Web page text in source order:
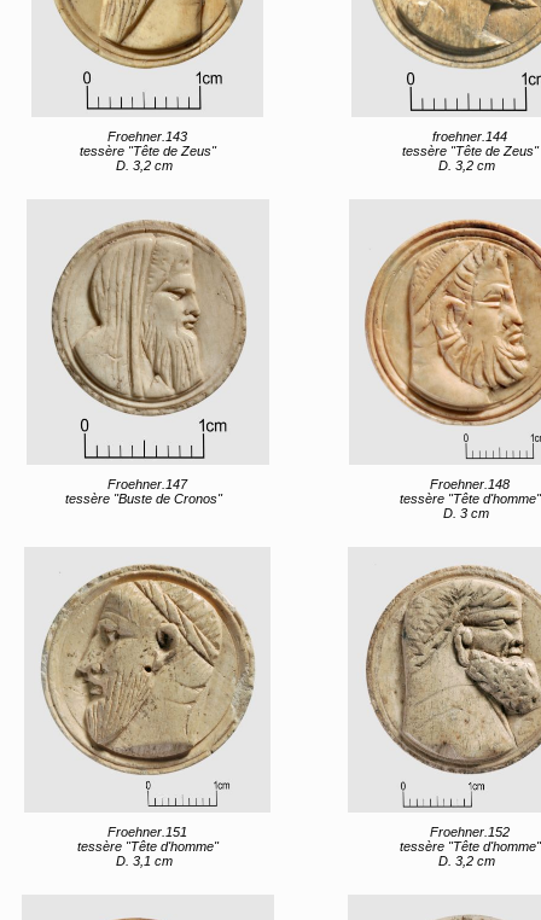
Froehner.143
tessère "Tête de Zeus"
D. 3,2 cm
froehner.144
tessère "Tête de Zeus"
D. 3,2 cm
Froehner.147
tessère "Buste de Cronos"
Froehner.148
tessère "Tête d'homme"
D. 3 cm
Froehner.151
tessère "Tête d'homme"
D. 3,1 cm
Froehner.152
tessère "Tête d'homme"
D. 3,2 cm